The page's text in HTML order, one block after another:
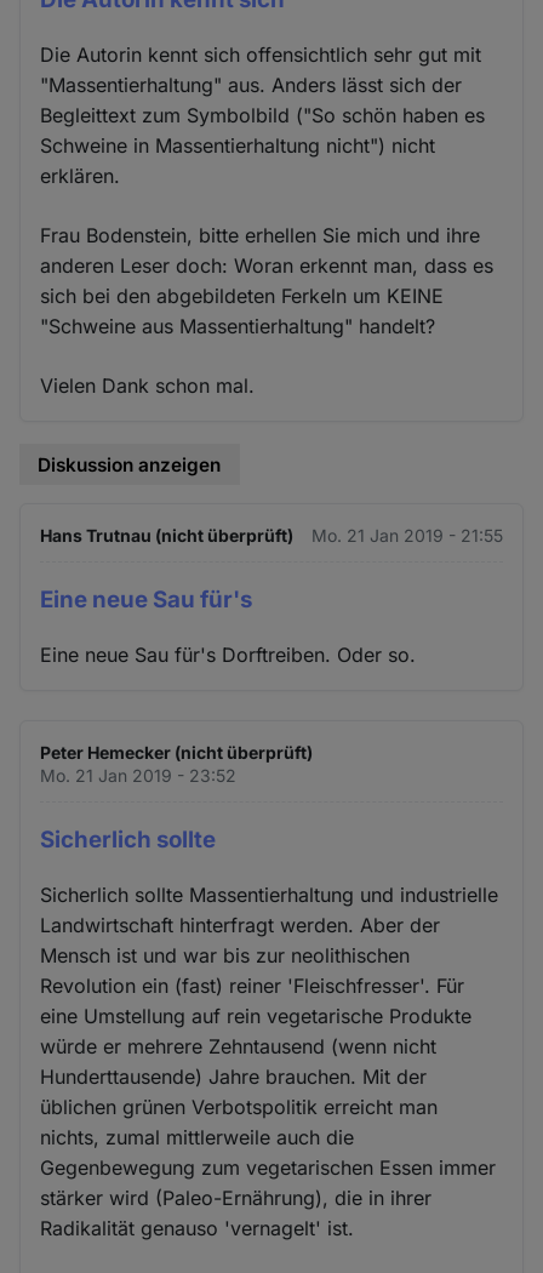
Die Autorin kennt sich offensichtlich sehr gut mit
"Massentierhaltung" aus. Anders lässt sich der
Begleittext zum Symbolbild ("So schön haben es
Schweine in Massentierhaltung nicht") nicht
erklären.
Frau Bodenstein, bitte erhellen Sie mich und ihre
anderen Leser doch: Woran erkennt man, dass es
sich bei den abgebildeten Ferkeln um KEINE
"Schweine aus Massentierhaltung" handelt?
Vielen Dank schon mal.
Diskussion anzeigen
Hans Trutnau (nicht überprüft) Mo. 21 Jan 2019 - 21:55
Eine neue Sau für's
Eine neue Sau für's Dorftreiben. Oder so.
Peter Hemecker (nicht überprüft)
Mo. 21 Jan 2019 - 23:52
Sicherlich sollte
Sicherlich sollte Massentierhaltung und industrielle
Landwirtschaft hinterfragt werden. Aber der
Mensch ist und war bis zur neolithischen
Revolution ein (fast) reiner 'Fleischfresser'. Für
eine Umstellung auf rein vegetarische Produkte
würde er mehrere Zehntausend (wenn nicht
Hunderttausende) Jahre brauchen. Mit der
üblichen grünen Verbotspolitik erreicht man
nichts, zumal mittlerweile auch die
Gegenbewegung zum vegetarischen Essen immer
stärker wird (Paleo-Ernährung), die in ihrer
Radikalität genauso 'vernagelt' ist.